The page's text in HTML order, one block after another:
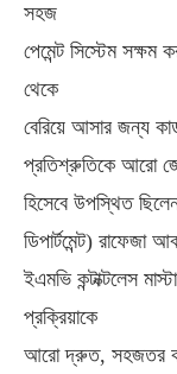
সহজ
পেমেন্ট সিস্টেম
থেকে
বেরিয়ে আসার জন্য
প্রতিশ্রুতিকে আরো
হিসেবে উপস্থিত
ডিপার্টমেন্ট) রাফেজা
ইএমভি কন্টাক্টলেস
প্রক্রিয়াকে
আরো দ্রুত, সহজতর